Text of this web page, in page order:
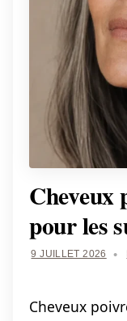
Cheveux
pour les
9 JUILLET 2026
Cheveux